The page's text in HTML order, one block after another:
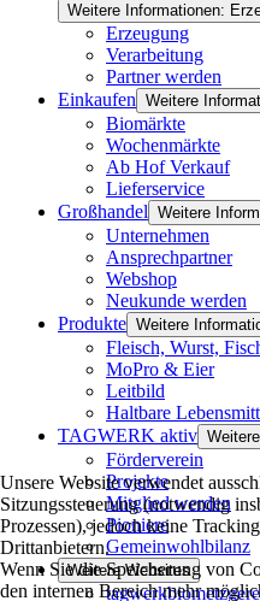
Weitere Informationen:
Erzeugung
Verarbeitung
Partner werden
Einkaufen Weitere
Biomärkte
Wochenmärkte
Ab Hof Verkauf
Lieferservice
Großhandel Weitere
Unternehmen
Ansprechpartner
Webshop
Neukunde werden
Produkte Weitere
Fleisch, Wurst,
MoPro & Eier
Leitbild
Haltbare
TAGWERK aktiv
Förderverein
Projekte
Mitglied werden
Pioniere
Gemeinwohlbilanz
Weitere Websites
Unsere Website verwendet
Sitzungssteuerung (notwendig
Prozessen), jedoch keine
Drittanbietern.
Wenn Sie die Speicherung von
den internen Bereich mehr